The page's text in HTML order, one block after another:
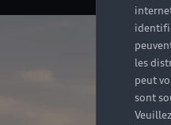
les
peut
sont